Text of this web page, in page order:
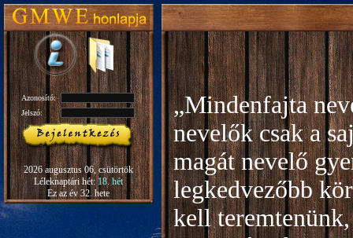
Azonosító:
Jelszó:
2026 augusztus 06, csütörtök
Léleknaptári hét:18. hét
Ez az év 32. hete
„Mindenfajta
nevelők csak a
magát nevelő
legkedvezőbb
kell